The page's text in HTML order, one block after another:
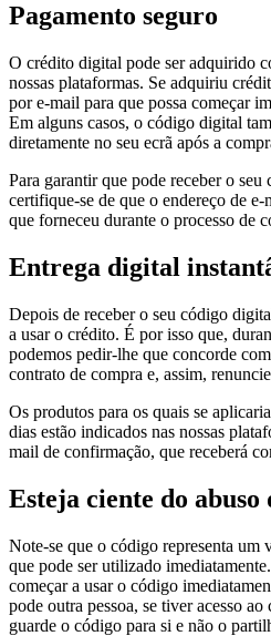
Pagamento seguro
O crédito digital pode ser adquirido
nossas plataformas. Se adquiriu
por e-mail para que possa começar
Em alguns casos, o código digital
diretamente no seu ecrã após a
Para garantir que pode receber o
certifique-se de que o endereço de
que forneceu durante o processo de
Entrega digital
Depois de receber o seu código
a usar o crédito. É por isso que,
podemos pedir-lhe que concorde
contrato de compra e, assim,
Os produtos para os quais se
dias estão indicados nas nossas
mail de confirmação, que receberá
Esteja ciente do abuso
Note-se que o código representa
que pode ser utilizado
começar a usar o código
pode outra pessoa, se tiver acesso
guarde o código para si e não o